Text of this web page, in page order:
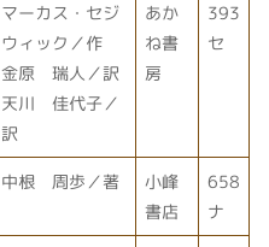
マーカス・セジ
ウィック／作
金原 瑞人／訳
天川 佳代子／
訳
あか
ね書
房
393
セ
中根 周歩／著
小峰
書店
658
ナ